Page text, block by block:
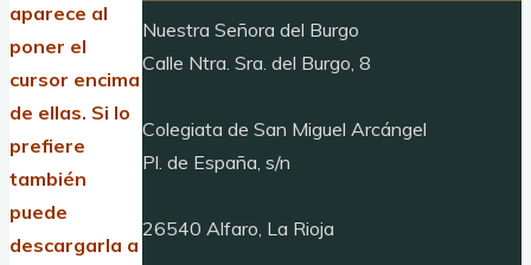
aparece al
poner el
cursor encima
de ellas. Si lo
prefiere
también
puede
descargarla a
Nuestra Señora del Burgo
Calle Ntra. Sra. del Burgo, 8
Colegiata de San Miguel Arcángel
Pl. de España, s/n
26540 Alfaro, La Rioja